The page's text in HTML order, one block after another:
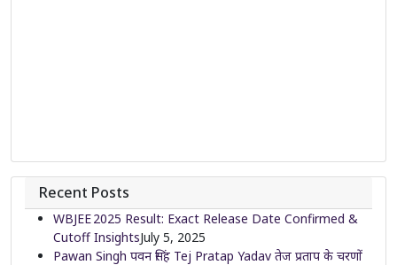
Recent Posts
WBJEE 2025 Result: Exact Release Date Confirmed &
Cutoff InsightsJuly 5, 2025
Pawan Singh पवन सिंह Tej Pratap Yadav तेज प्रताप के चरणों